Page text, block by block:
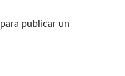
para publicar un